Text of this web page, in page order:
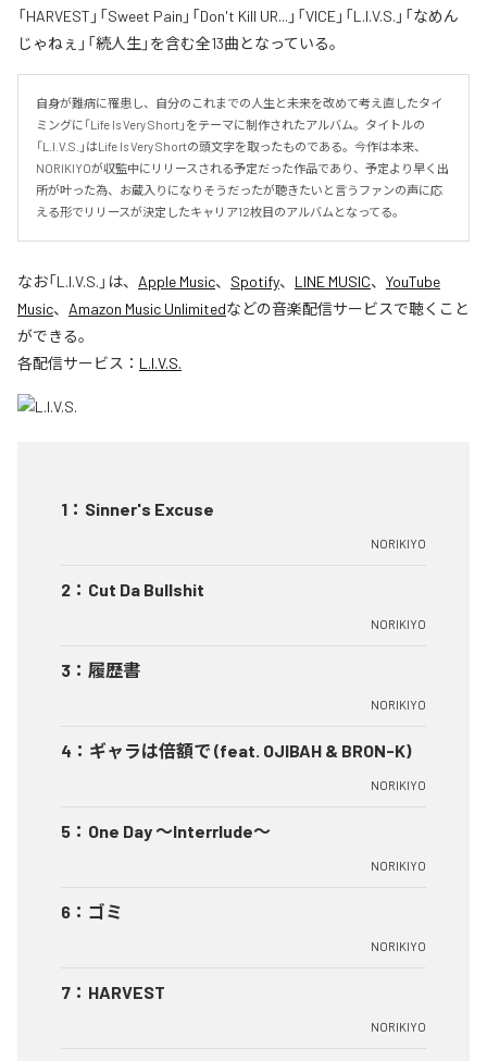
「HARVEST」「Sweet Pain」「Don't Kill UR...」「VICE」「L.I.V.S.」「なめん
じゃねぇ」「続人生」を含む全13曲となっている。
自身が難病に罹患し、自分のこれまでの人生と未来を改めて考え直したタイ
ミングに「Life Is Very Short」をテーマに制作されたアルバム。タイトルの
「L.I.V.S.」はLife Is Very Shortの頭文字を取ったものである。今作は本来、
NORIKIYOが収監中にリリースされる予定だった作品であり、予定より早く出
所が叶った為、お蔵入りになりそうだったが聴きたいと言うファンの声に応
える形でリリースが決定したキャリア12枚目のアルバムとなってる。
なお「L.I.V.S. 」は、 Apple Music、 Spotify、 LINE MUSIC、 YouTube
Music、 Amazon Music Unlimitedなどの音楽配信サービスで聴くこと
ができる。
各配信サービス： L.I.V.S.
1 ： Sinner's Excuse
NORIKIYO
2 ： Cut Da Bullshit
NORIKIYO
3 ： 履歴書
NORIKIYO
4 ： ギャラは倍額で (feat. OJIBAH & BRON-K)
NORIKIYO
5 ： One Day ～Interrlude～
NORIKIYO
6 ： ゴミ
NORIKIYO
7 ： HARVEST
NORIKIYO